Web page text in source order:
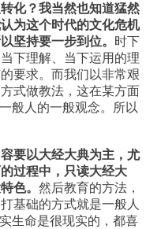
化？我当然也知道猛然
为这个时代的文化危机
坚持要一步到位。 时下
下理解、当下运用的理
要求。而我们以非常艰
式做教法，这在某方面
般人的一般观念。所以
要以大经大典为主，尤
过程中，只读大经大
色。 然后教育的方法，
基础的方式就是一般人
生命是很现实的，都喜